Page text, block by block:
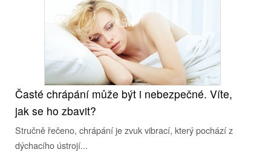
Časté chrápání může být i nebezpečné. Víte,
jak se ho zbavit?
Stručně řečeno, chrápání je zvuk vibrací, který pochází z
dýchacího ústrojí...